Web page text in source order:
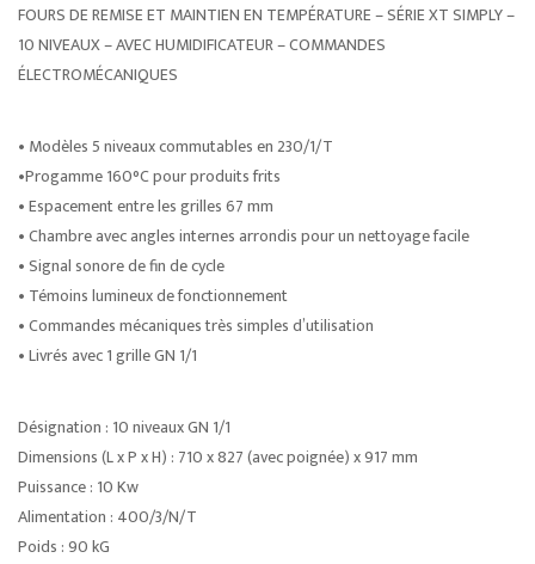
FOURS DE REMISE ET MAINTIEN EN TEMPÉRATURE – SÉRIE XT SIMPLY –
10 NIVEAUX – AVEC HUMIDIFICATEUR – COMMANDES
ÉLECTROMÉCANIQUES
• Modèles 5 niveaux commutables en 230/1/T
•Progamme 160°C pour produits frits
• Espacement entre les grilles 67 mm
• Chambre avec angles internes arrondis pour un nettoyage facile
• Signal sonore de fin de cycle
• Témoins lumineux de fonctionnement
• Commandes mécaniques très simples d’utilisation
• Livrés avec 1 grille GN 1/1
Désignation : 10 niveaux GN 1/1
Dimensions (L x P x H) : 710 x 827 (avec poignée) x 917 mm
Puissance : 10 Kw
Alimentation : 400/3/N/T
Poids : 90 kG